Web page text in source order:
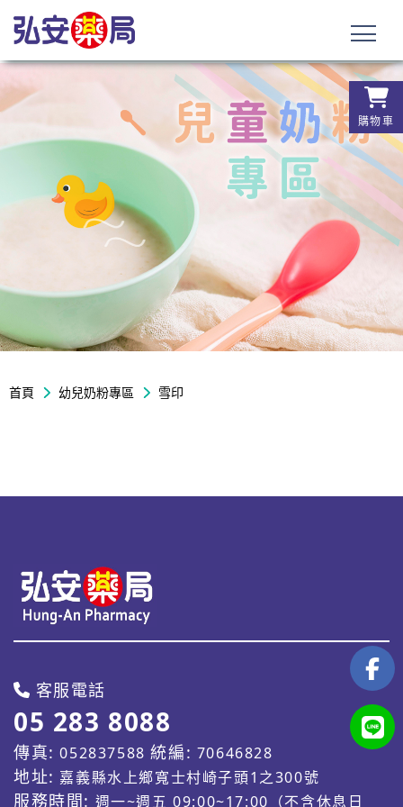
購物車
首頁 幼兒奶粉專區 雪印
客服電話
05 283 8088
傳真: 052837588統編: 70646828
地址: 嘉義縣水上鄉寬士村崎子頭1之300號
服務時間: 週一~週五 09:00~17:00（不含休息日